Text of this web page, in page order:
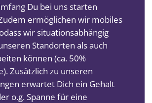
Du bei uns starten
ermöglichen wir mobiles
wir situationsabhängig
Standorten als auch
können (ca. 50%
Zusätzlich zu unseren
erwartet Dich ein Gehalt
o.g. Spanne für eine